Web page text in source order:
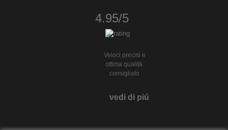
4.95/5
Veloci precisi e
ottima qualità.
consigliato
vedi di piú